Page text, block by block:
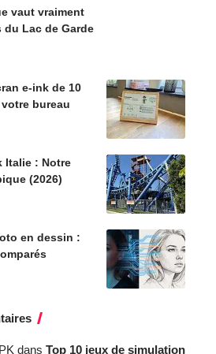
vaut vraiment
du Lac de Garde
e-ink de 10
bureau
Italie : Notre
(2026)
en dessin :
dans Top 10 jeux de simulation